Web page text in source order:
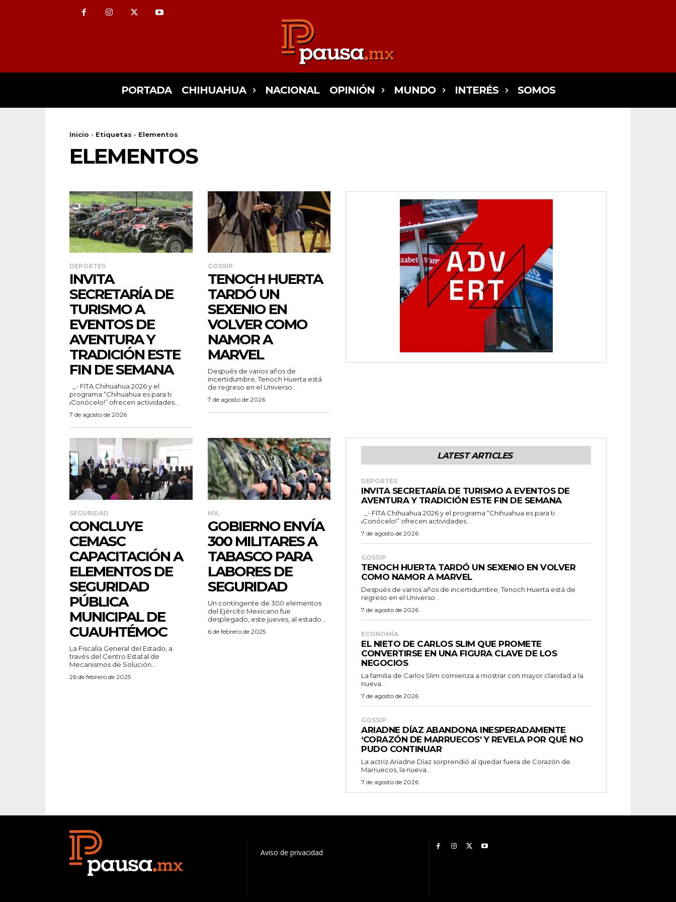
PORTADA CHIHUAHUA NACIONAL OPINIÓN MUNDO INTERÉS SOMOS
Inicio Etiquetas Elementos
ELEMENTOS
DEPORTES
INVITA
SECRETARÍA DE
TURISMO A
EVENTOS DE
AVENTURA Y
TRADICIÓN ESTE
FIN DE SEMANA
programa “Chihuahua es para ti
¡Conócelo!” ofrecen actividades...
7 de agosto de 2026
GOSSIP
TENOCH HUERTA
TARDÓ UN
SEXENIO EN
VOLVER COMO
NAMOR A
MARVEL
Después de varios años de
incertidumbre, Tenoch Huerta está
de regreso en el Universo...
7 de agosto de 2026
SEGURIDAD
CONCLUYE
CEMASC
CAPACITACIÓN A
ELEMENTOS DE
SEGURIDAD
PÚBLICA
MUNICIPAL DE
CUAUHTÉMOC
La Fiscalía General del Estado, a
través del Centro Estatal de
Mecanismos de Solución...
26 de febrero de 2025
MX.
GOBIERNO ENVÍA
300 MILITARES A
TABASCO PARA
LABORES DE
SEGURIDAD
Un contingente de 300 elementos
del Ejército Mexicano fue
desplegado, este jueves, al estado...
6 de febrero de 2025
LATEST ARTICLES
DEPORTES
INVITA SECRETARÍA DE TURISMO A EVENTOS DE
AVENTURA Y TRADICIÓN ESTE FIN DE SEMANA
¡Conócelo!” ofrecen actividades...
7 de agosto de 2026
GOSSIP
TENOCH HUERTA TARDÓ UN SEXENIO EN VOLVER
COMO NAMOR A MARVEL
Después de varios años de incertidumbre, Tenoch Huerta está de
regreso en el Universo...
7 de agosto de 2026
ECONOMÍA
EL NIETO DE CARLOS SLIM QUE PROMETE
CONVERTIRSE EN UNA FIGURA CLAVE DE LOS
NEGOCIOS
La familia de Carlos Slim comienza a mostrar con mayor claridad a la
nueva...
7 de agosto de 2026
GOSSIP
ARIADNE DÍAZ ABANDONA INESPERADAMENTE
‘CORAZÓN DE MARRUECOS’ Y REVELA POR QUÉ NO
PUDO CONTINUAR
La actriz Ariadne Díaz sorprendió al quedar fuera de Corazón de
Marruecos, la nueva...
7 de agosto de 2026
Aviso de privacidad